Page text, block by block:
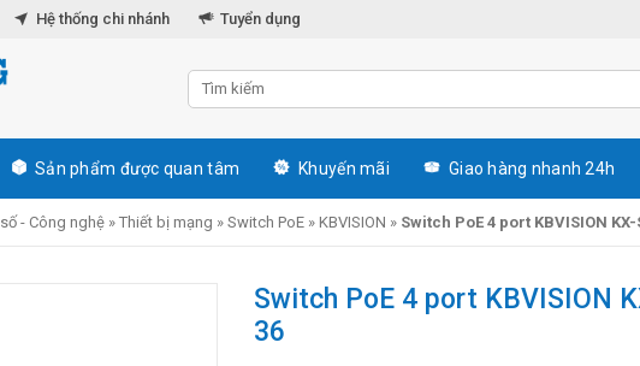
Hệ thống chi nhánh Tuyển dụng
Sản phẩm được quan tâm Khuyến mãi Giao hàng nhanh 24h
- Công nghệ » Thiết bị mạng » Switch PoE » KBVISION » Switch PoE 4 port KBVISION KX-
Switch PoE 4 port KBVISION
36